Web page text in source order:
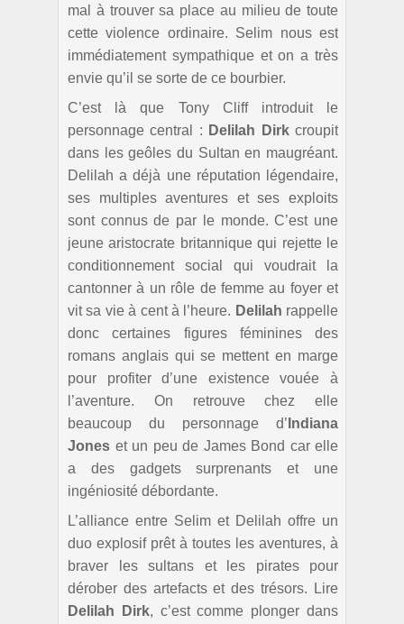
mal à trouver sa place au milieu de toute
cette violence ordinaire. Selim nous est
immédiatement sympathique et on a très
envie qu’il se sorte de ce bourbier.
C’est là que Tony Cliff introduit le
personnage central : Delilah Dirkcroupit
dans les geôles du Sultan en maugréant.
Delilah a déjà une réputation légendaire,
ses multiples aventures et ses exploits
sont connus de par le monde. C’est une
jeune aristocrate britannique qui rejette le
conditionnement social qui voudrait la
cantonner à un rôle de femme au foyer et
vit sa vie à cent à l’heure. Delilah rappelle
donc certaines figures féminines des
romans anglais qui se mettent en marge
pour profiter d’une existence vouée à
l’aventure. On retrouve chez elle
beaucoup du personnage d’ Indiana
Jones et un peu de James Bond car elle
a des gadgets surprenants et une
ingéniosité débordante.
L’alliance entre Selim et Delilah offre un
duo explosif prêt à toutes les aventures, à
braver les sultans et les pirates pour
dérober des artefacts et des trésors. Lire
Delilah Dirk, c’est comme plonger dans